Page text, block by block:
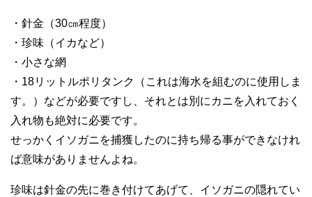
・針金（30㎝程度）
・珍味（イカなど）
・小さな網
・18リットルポリタンク（これは海水を組むのに使用しま
す。）などが必要ですし、それとは別にカニを入れておく
入れ物も絶対に必要です。
せっかくイソガニを捕獲したのに持ち帰る事ができなけれ
ば意味がありませんよね。
珍味は針金の先に巻き付けてあげて、イソガニの隠れてい